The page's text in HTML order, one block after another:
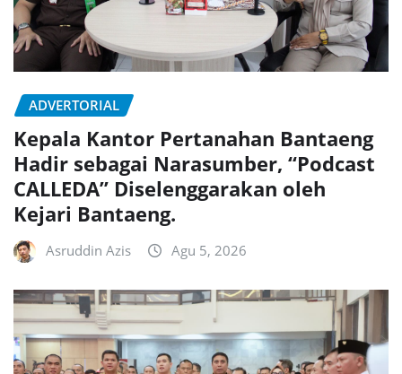
ADVERTORIAL
Kepala Kantor Pertanahan Bantaeng
Hadir sebagai Narasumber, “Podcast
CALLEDA” Diselenggarakan oleh
Kejari Bantaeng.
Asruddin Azis Agu 5, 2026